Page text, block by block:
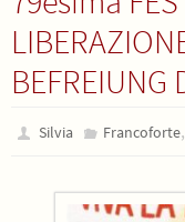
BEFREIUNG
Silvia Francoforte,